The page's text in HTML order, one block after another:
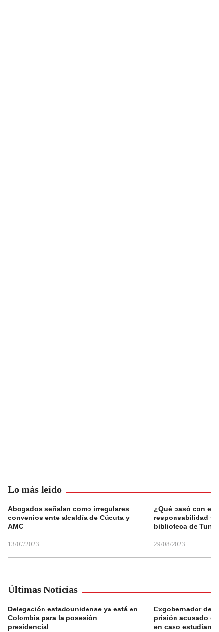
Lo más leído
Abogados señalan como irregulares
convenios ente alcaldía de Cúcuta y
AMC
13/07/2023
¿Qué pasó con el
responsabilidad
biblioteca de
29/08/2023
Últimas Noticias
Delegación estadounidense ya está en
Colombia para la posesión
presidencial
Exgobernador de
prisión acusado
en caso